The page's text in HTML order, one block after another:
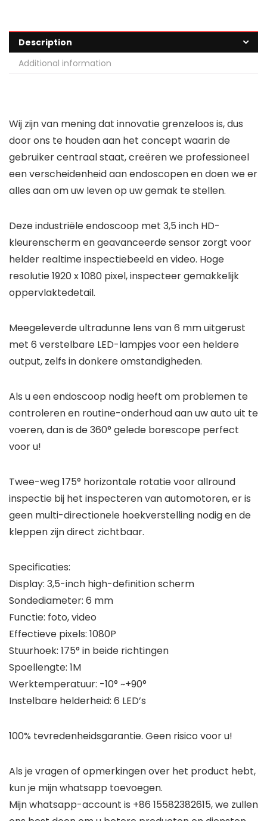
Description
Additional information
Wij zijn van mening dat innovatie grenzeloos is, dus
door ons te houden aan het concept waarin de
gebruiker centraal staat, creëren we professioneel
een verscheidenheid aan endoscopen en doen we er
alles aan om uw leven op uw gemak te stellen.
Deze industriële endoscoop met 3,5 inch HD-
kleurenscherm en geavanceerde sensor zorgt voor
helder realtime inspectiebeeld en video. Hoge
resolutie 1920 x 1080 pixel, inspecteer gemakkelijk
oppervlaktedetail.
Meegeleverde ultradunne lens van 6 mm uitgerust
met 6 verstelbare LED-lampjes voor een heldere
output, zelfs in donkere omstandigheden.
Als u een endoscoop nodig heeft om problemen te
controleren en routine-onderhoud aan uw auto uit te
voeren, dan is de 360° gelede borescope perfect
voor u!
Twee-weg 175° horizontale rotatie voor allround
inspectie bij het inspecteren van automotoren, er is
geen multi-directionele hoekverstelling nodig en de
kleppen zijn direct zichtbaar.
Specificaties:
Display: 3,5-inch high-definition scherm
Sondediameter: 6 mm
Functie: foto, video
Effectieve pixels: 1080P
Stuurhoek: 175° in beide richtingen
Spoellengte: 1M
Werktemperatuur: -10° ~+90°
Instelbare helderheid: 6 LED’s
100% tevredenheidsgarantie. Geen risico voor u!
Als je vragen of opmerkingen over het product hebt,
kun je mijn whatsapp toevoegen.
Mijn whatsapp-account is +86 15582382615, we zullen